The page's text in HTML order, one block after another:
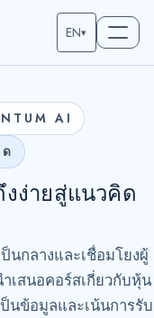
EN▾
AI
งง่ายสู่แนวคิด
นกลางและเชื่อมโยงผู้
เสนอคอร์สเกี่ยวกับหุ้น
นข้อมูลและเน้นการรับ